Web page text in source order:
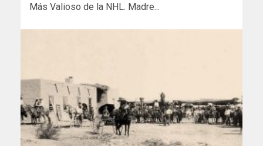
Más Valioso de la NHL. Madre...